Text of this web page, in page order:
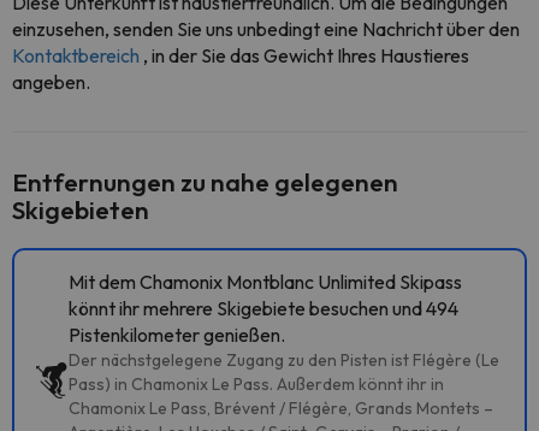
einzusehen, senden Sie uns unbedingt eine Nachricht über den
Kontaktbereich , in der Sie das Gewicht Ihres Haustieres
angeben.
Entfernungen zu nahe gelegenen
Skigebieten
Mit dem Chamonix Montblanc Unlimited Skipass
könnt ihr mehrere Skigebiete besuchen und 494
Pistenkilometer genießen.
Der nächstgelegene Zugang zu den Pisten ist Flégère (Le
Pass) in Chamonix Le Pass. Außerdem könnt ihr in
Chamonix Le Pass, Brévent / Flégère, Grands Montets –